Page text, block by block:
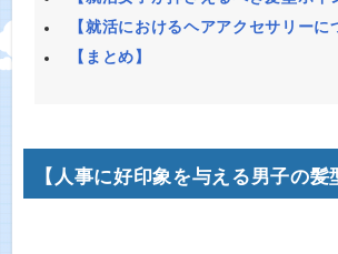
【就活におけるヘアアクセサリーに
【まとめ】
【人事に好印象を与える男子の髪